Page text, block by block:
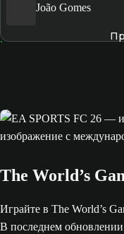
João Gomes
The World’s
Играйте в The World’s
В последнем